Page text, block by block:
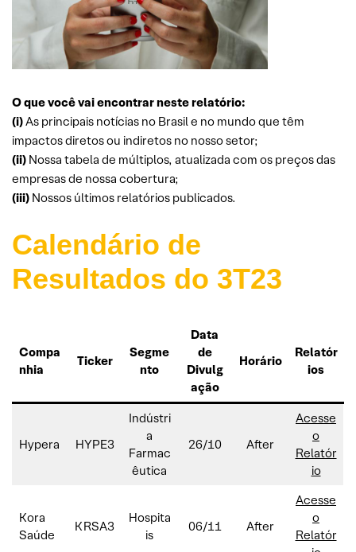
O que você vai encontrar neste relatório:
(i)As principais notícias no Brasil e no mundo que têm
impactos diretos ou indiretos no nosso setor;
(ii) Nossa tabela de múltiplos, atualizada com os preços das
empresas de nossa cobertura;
(iii) Nossos últimos relatórios publicados.
Calendário de
Resultados do 3T23
Compa
nhia
Ticker
Segme
nto
Data
de
Divulg
ação
Horário
Relatór
ios
Hypera HYPE3
Indústri
a
Farmac
êutica
26/10 After
Acesse
o
Relatór
io
Kora
Saúde
KRSA3
Hospita
is
06/11 After
Acesse
o
Relatór